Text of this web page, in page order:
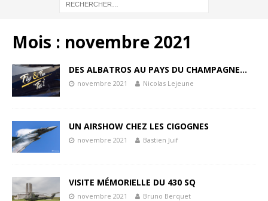
Mois : novembre 2021
DES ALBATROS AU PAYS DU CHAMPAGNE…
novembre 2021 Nicolas Lejeune
UN AIRSHOW CHEZ LES CIGOGNES
novembre 2021 Bastien Juif
VISITE MÉMORIELLE DU 430 SQ
novembre 2021 Bruno Berquet